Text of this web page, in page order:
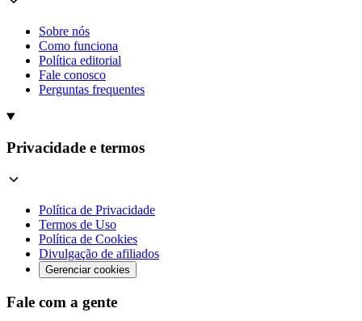
Sobre nós
Como funciona
Política editorial
Fale conosco
Perguntas frequentes
Privacidade e termos
Política de Privacidade
Termos de Uso
Política de Cookies
Divulgação de afiliados
Gerenciar cookies
Fale com a gente